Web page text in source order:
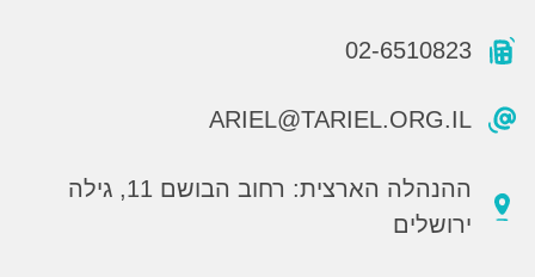
02-6510823
ARIEL@TARIEL.ORG.IL
ההנהלה הארצית: רחוב הבושם 11, גילה
ירושלים